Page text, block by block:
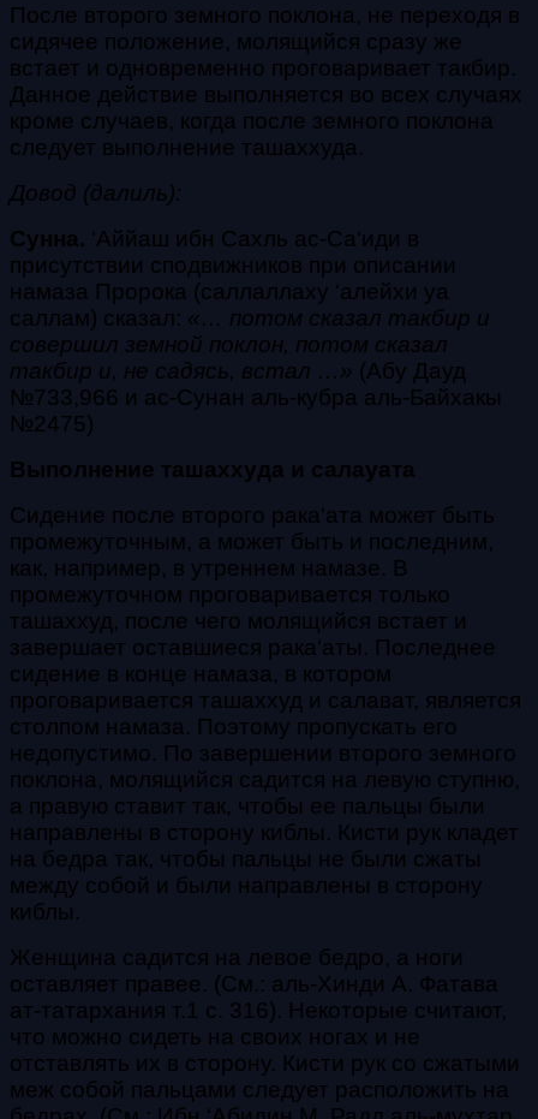
После второго земного поклона, не переходя в
сидячее положение, молящийся сразу же
встает и одновременно проговаривает такбир.
Данное действие выполняется во всех случаях
кроме случаев, когда после земного поклона
следует выполнение ташаххуда.
Довод (далиль):
Сунна. ‘Аййаш ибн Сахль ас-Са‘иди в
присутствии сподвижников при описании
намаза Пророка (саллаллаху ‘алейхи уа
саллам) сказал: «… потом сказал такбир и
совершил земной поклон, потом сказал
такбир и, не садясь, встал …» (Абу Дауд
№733,966 и ас-Сунан аль-кубра аль-Байхакы
№2475)
Выполнение ташаххуда и салауата
Сидение после второго рака‘ата может быть
промежуточным, а может быть и последним,
как, например, в утреннем намазе. В
промежуточном проговаривается только
ташаххуд, после чего молящийся встает и
завершает оставшиеся рака‘аты. Последнее
сидение в конце намаза, в котором
проговаривается ташаххуд и салават, является
столпом намаза. Поэтому пропускать его
недопустимо. По завершении второго земного
поклона, молящийся садится на левую ступню,
а правую ставит так, чтобы ее пальцы были
направлены в сторону киблы. Кисти рук кладет
на бедра так, чтобы пальцы не были сжаты
между собой и были направлены в сторону
киблы.
Женщина садится на левое бедро, а ноги
оставляет правее. (См.: аль-Хинди А. Фатава
ат-татархания т.1 с. 316). Некоторые считают,
что можно сидеть на своих ногах и не
отставлять их в сторону. Кисти рук со сжатыми
меж собой пальцами следует расположить на